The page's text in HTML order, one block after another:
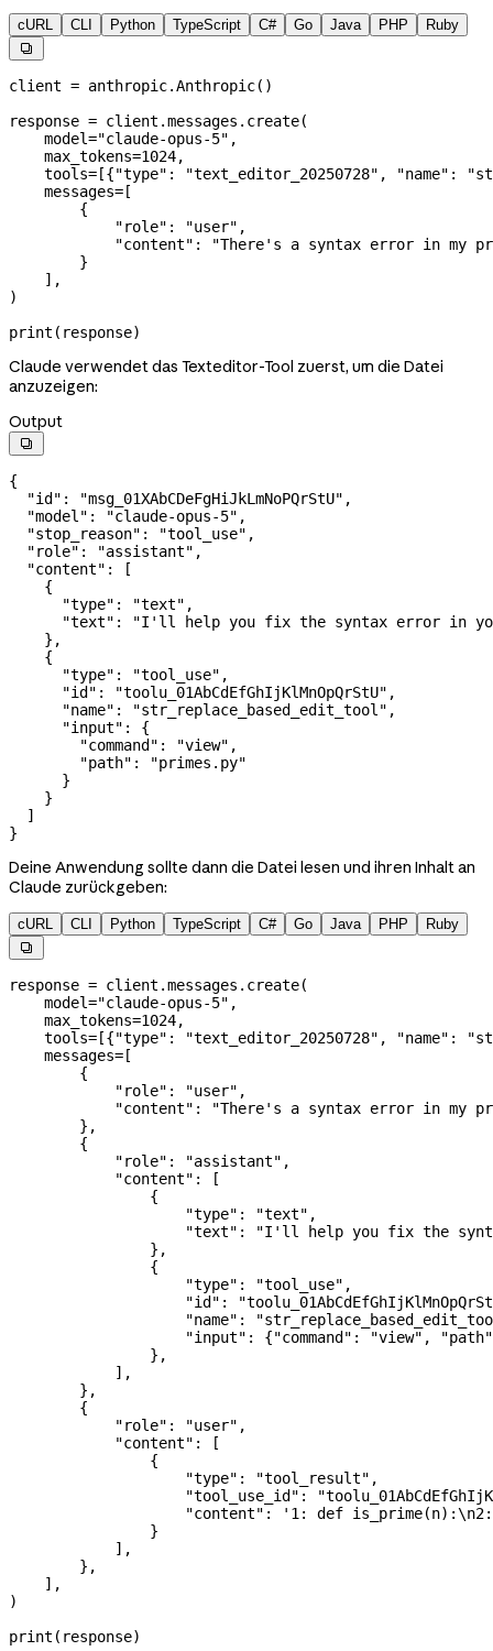
cURL CLI Python TypeScript C# Go Java PHP Ruby

client = anthropic.Anthropic()
response = client.messages.create(
    model
="claude-opus-5" ,
    max_tokens
=1024,
    tools
= [{"type" : "text_editor_20250728" , "name" :
    messages
= [
        {
            "role"
: "user" ,
            "content"
:
"There's a syntax error in my
        }
    ],
)
print (response)
Claude verwendet das Texteditor-Tool zuerst, um die Datei
anzuzeigen:
Output

{
  "id"
: "msg_01XAbCDeFgHiJkLmNoPQrStU" ,
  "model"
: "claude-opus-5" ,
  "stop_reason"
: "tool_use" ,
  "role"
: "assistant" ,
  "content"
: [
    {
      "type"
: "text" ,
      "text"
:
"I'll help you fix the syntax error in
    },
    {
      "type"
: "tool_use" ,
      "id"
: "toolu_01AbCdEfGhIjKlMnOpQrStU" ,
      "name"
: "str_replace_based_edit_tool" ,
      "input"
: {
        "command"
: "view" ,
        "path"
:
"primes.py"
      }
    }
  ]
}
Deine Anwendung sollte dann die Datei lesen und ihren Inhalt an
Claude zurückgeben:
cURL CLI Python TypeScript C# Go Java PHP Ruby

response = client.messages.create(
    model
="claude-opus-5" ,
    max_tokens
=1024,
    tools
= [{"type" : "text_editor_20250728" , "name" :
    messages
= [
        {
            "role"
: "user" ,
            "content"
:
"There's a syntax error in my
        },
        {
            "role"
: "assistant" ,
            "content"
: [
                {
                    "type"
: "text" ,
                    "text"
:
"I'll help you fix the
                },
                {
                    "type"
: "tool_use" ,
                    "id"
:
                    "name"
:
                    "input"
: {"command" : "view" ,
"path"
                },
            ],
        },
        {
            "role"
: "user" ,
            "content"
: [
                {
                    "type"
: "tool_result" ,
                    "tool_use_id"
:
                    "content"
: '1: def is_prime(n):\n
                }
            ],
        },
    ],
)
print (response)